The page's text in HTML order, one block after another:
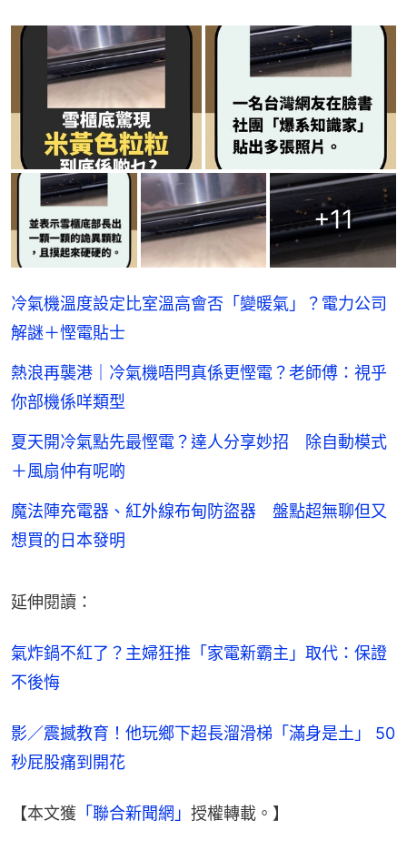
+11
冷氣機溫度設定比室溫高會否「變暖氣」？電力公司
解謎＋慳電貼士
熱浪再襲港｜冷氣機唔閂真係更慳電？老師傅：視乎
你部機係咩類型
夏天開冷氣點先最慳電？達人分享妙招 除自動模式
＋風扇仲有呢啲
魔法陣充電器、紅外線布甸防盜器 盤點超無聊但又
想買的日本發明
延伸閱讀：
氣炸鍋不紅了？主婦狂推「家電新霸主」取代：保證
不後悔
影／震撼教育！他玩鄉下超長溜滑梯「滿身是土」 50
秒屁股痛到開花
【本文獲 「聯合新聞網」 授權轉載。】